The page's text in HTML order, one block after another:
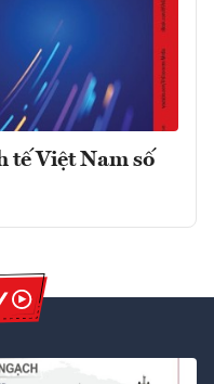
tế Việt Nam số